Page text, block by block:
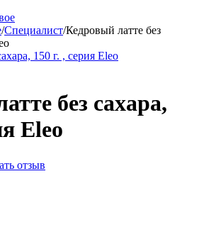
/Специалист/Кедровый латте без
без сахара,
Eleo
отзыв